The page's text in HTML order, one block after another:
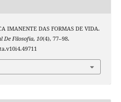
IMANENTE DAS FORMAS DE VIDA.
De Filosofia, 10(4), 77–98.